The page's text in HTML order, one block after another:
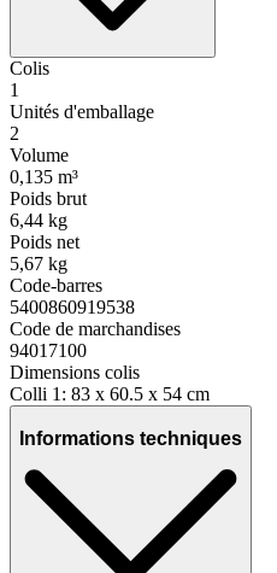
Colis
1
Unités d'emballage
2
Volume
0,135 m³
Poids brut
6,44 kg
Poids net
5,67 kg
Code-barres
5400860919538
Code de marchandises
94017100
Dimensions colis
Colli 1: 83 x 60.5 x 54 cm
Informations techniques